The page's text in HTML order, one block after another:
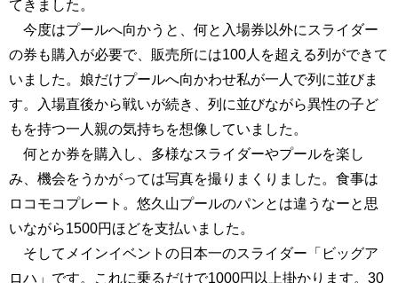
てきました。
今度はプールへ向かうと、何と入場券以外にスライダー
の券も購入が必要で、販売所には100人を超える列ができて
いました。娘だけプールへ向かわせ私が一人で列に並びま
す。入場直後から戦いが続き、列に並びながら異性の子ど
もを持つ一人親の気持ちを想像していました。
何とか券を購入し、多様なスライダーやプールを楽し
み、機会をうかがっては写真を撮りまくりました。食事は
ロコモコプレート。悠久山プールのパンとは違うなーと思
いながら1500円ほどを支払いました。
そしてメインイベントの日本一のスライダー「ビッグア
ロハ」です。これに乗るだけで1000円以上掛かります。30